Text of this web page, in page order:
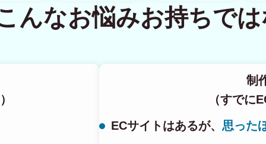
んなお悩みお持ちで
制
（すでに
ECサイトはあるが、 思った